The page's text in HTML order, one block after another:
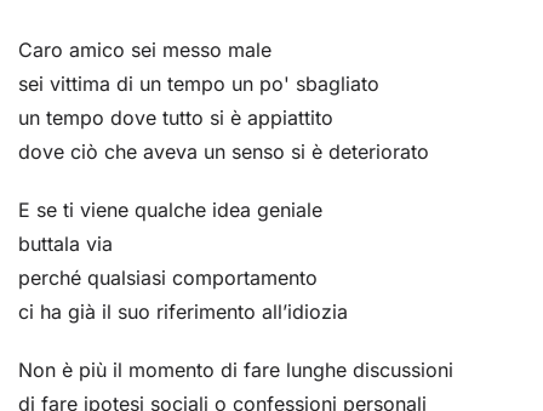
Caro amico sei messo male
sei vittima di un tempo un po' sbagliato
un tempo dove tutto si è appiattito
dove ciò che aveva un senso si è deteriorato
E se ti viene qualche idea geniale
buttala via
perché qualsiasi comportamento
ci ha già il suo riferimento all’idiozia
Non è più il momento di fare lunghe discussioni
di fare ipotesi sociali o confessioni personali